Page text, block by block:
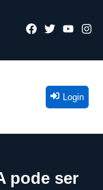
Login
pode ser